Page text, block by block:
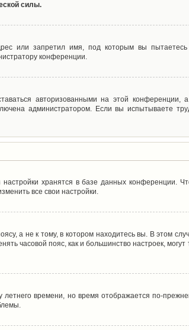
силы.
или запретил имя, под которым вы пытаетесь
конференции.
авторизованными на этой конференции,
администратором. Если вы испытываете
хранятся в базе данных конференции.
все свои настройки.
а не к тому, в котором находитесь вы. В этом
часовой пояс, как и большинство настроек,
времени, но время отображается по-